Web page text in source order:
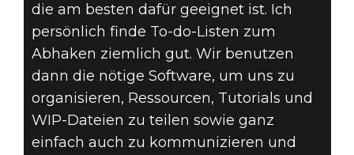
die am besten dafür geeignet ist. Ich
persönlich finde To-do-Listen zum
Abhaken ziemlich gut. Wir benutzen
dann die nötige Software, um uns zu
organisieren, Ressourcen, Tutorials und
WIP-Dateien zu teilen sowie ganz
einfach auch zu kommunizieren und